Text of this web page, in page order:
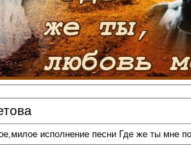
исполнение песни Где же ты мне